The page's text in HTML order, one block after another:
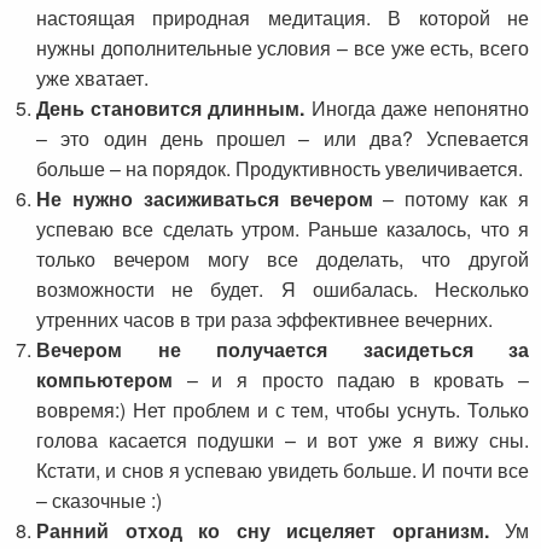
настоящая природная медитация. В которой не
нужны дополнительные условия – все уже есть, всего
уже хватает.
День становится длинным. Иногда даже непонятно
– это один день прошел – или два? Успевается
больше – на порядок. Продуктивность увеличивается.
Не нужно засиживаться вечером – потому как я
успеваю все сделать утром. Раньше казалось, что я
только вечером могу все доделать, что другой
возможности не будет. Я ошибалась. Несколько
утренних часов в три раза эффективнее вечерних.
Вечером не получается засидеться за
компьютером – и я просто падаю в кровать –
вовремя:) Нет проблем и с тем, чтобы уснуть. Только
голова касается подушки – и вот уже я вижу сны.
Кстати, и снов я успеваю увидеть больше. И почти все
– сказочные :)
Ранний отход ко сну исцеляет организм.Ум